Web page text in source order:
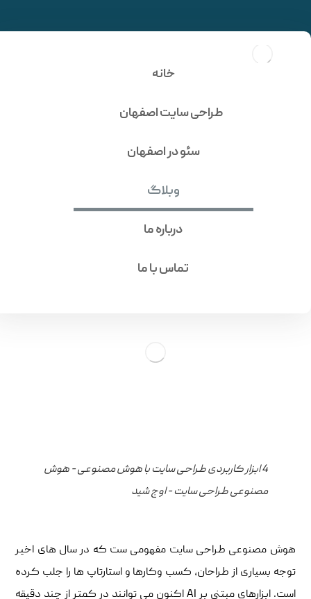
خانه
طراحی سایت اصفهان
سئو در اصفهان
وبلاگ
درباره ما
تماس با ما
کاربردی
4 ابزار کاربردی طراحی سایت با هوش مصنوعی - هوش
مصنوعی طراحی سایت - اوج شید
هوش مصنوعی طراحی سایت مفهومی ست که در سال های اخیر
توجه بسیاری از طراحان، کسب وکارها و استارتاپ ها را جلب کرده
است. ابزارهای مبتنی بر AI اکنون می توانند در کمتر از چند دقیقه